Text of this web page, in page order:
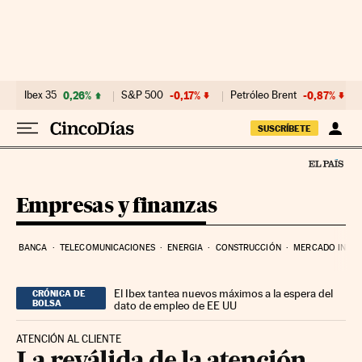
Ibex 35 0,26% S&P 500 -0,17% Petróleo Brent -0,87%
SUSCRÍBETE
Empresas y finanzas
BANCA TELECOMUNICACIONES ENERGIA CONSTRUCCIÓN MERCADO
CRÓNICA DE
BOLSA
El Ibex tantea nuevos máximos a la espera del
dato de empleo de EE UU
ATENCIÓN AL CLIENTE